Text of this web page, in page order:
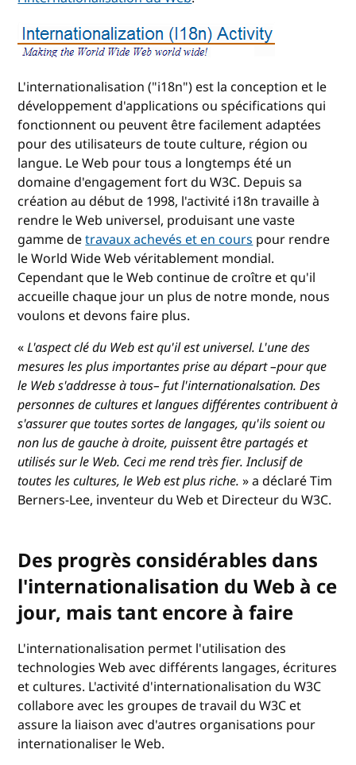
L'internationalisation ("i18n") est la conception et le
développement d'applications ou spécifications qui
fonctionnent ou peuvent être facilement adaptées
pour des utilisateurs de toute culture, région ou
langue. Le Web pour tous a longtemps été un
domaine d'engagement fort du W3C. Depuis sa
création au début de 1998, l'activité i18n travaille à
rendre le Web universel, produisant une vaste
gamme detravaux achevés et en courspour rendre
le World Wide Web véritablement mondial.
Cependant que le Web continue de croître et qu'il
accueille chaque jour un plus de notre monde, nous
voulons et devons faire plus.
«L'aspect clé du Web est qu'il est universel. L'une des
mesures les plus importantes prise au départ –pour que
le Web s'addresse à tous– fut l'internationalsation. Des
personnes de cultures et langues différentes contribuent à
s'assurer que toutes sortes de langages, qu'ils soient ou
non lus de gauche à droite, puissent être partagés et
utilisés sur le Web. Ceci me rend très fier. Inclusif de
toutes les cultures, le Web est plus riche. » a déclaré Tim
Berners-Lee, inventeur du Web et Directeur du W3C.
Des progrès considérables dans
l'internationalisation du Web à ce
jour, mais tant encore à faire
L'internationalisation permet l'utilisation des
technologies Web avec différents langages, écritures
et cultures. L'activité d'internationalisation du W3C
collabore avec les groupes de travail du W3C et
assure la liaison avec d'autres organisations pour
internationaliser le Web.